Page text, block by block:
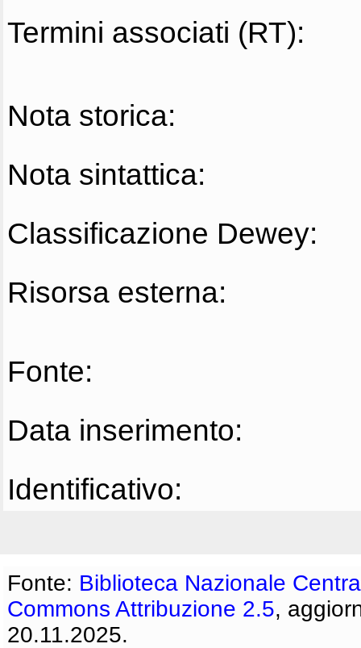
Termini associati (RT):
Nota storica:
Nota sintattica:
Classificazione Dewey:
Risorsa esterna:
Fonte:
Data inserimento:
Identificativo:
Fonte: Biblioteca Nazionale
Commons Attribuzione 2.5,
20.11.2025.